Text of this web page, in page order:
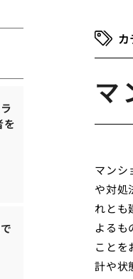
マ
マンシ
や対処
れとも
よるも
ことを
計や状
を